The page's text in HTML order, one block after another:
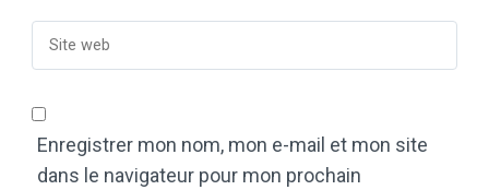
Enregistrer mon nom, mon e-mail et mon site
dans le navigateur pour mon prochain